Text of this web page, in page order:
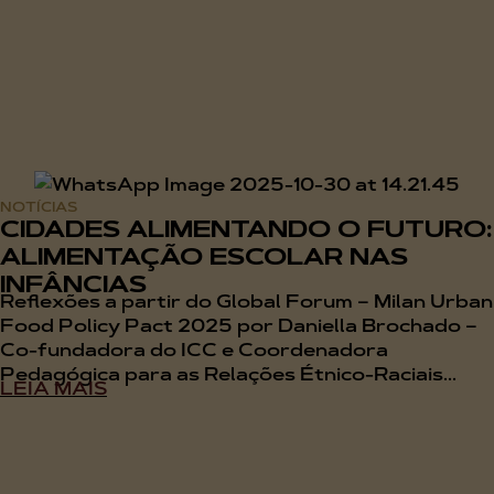
NOTÍCIAS
CIDADES ALIMENTANDO O FUTURO:
ALIMENTAÇÃO ESCOLAR NAS
INFÂNCIAS
Reflexões a partir do Global Forum – Milan Urban
Food Policy Pact 2025 por Daniella Brochado –
Co-fundadora do ICC e Coordenadora
Pedagógica para as Relações Étnico-Raciais...
LEIA MAIS